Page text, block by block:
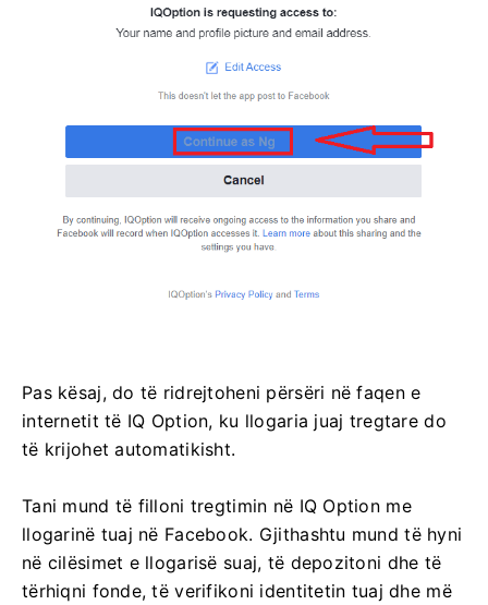
Pas kësaj, do të ridrejtoheni përsëri në faqen e
internetit të IQ Option, ku llogaria juaj tregtare do
të krijohet automatikisht.
Tani mund të filloni tregtimin në IQ Option me
llogarinë tuaj në Facebook. Gjithashtu mund të hyni
në cilësimet e llogarisë suaj, të depozitoni dhe të
tërhiqni fonde, të verifikoni identitetin tuaj dhe më